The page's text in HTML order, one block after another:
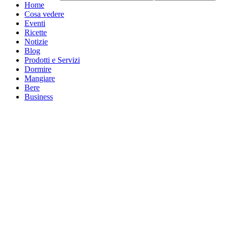
Home
Cosa vedere
Eventi
Ricette
Notizie
Blog
Prodotti e Servizi
Dormire
Mangiare
Bere
Business